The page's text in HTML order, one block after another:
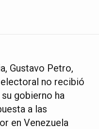
Gustavo Petro,
no recibió
gobierno ha
a las
en Venezuela